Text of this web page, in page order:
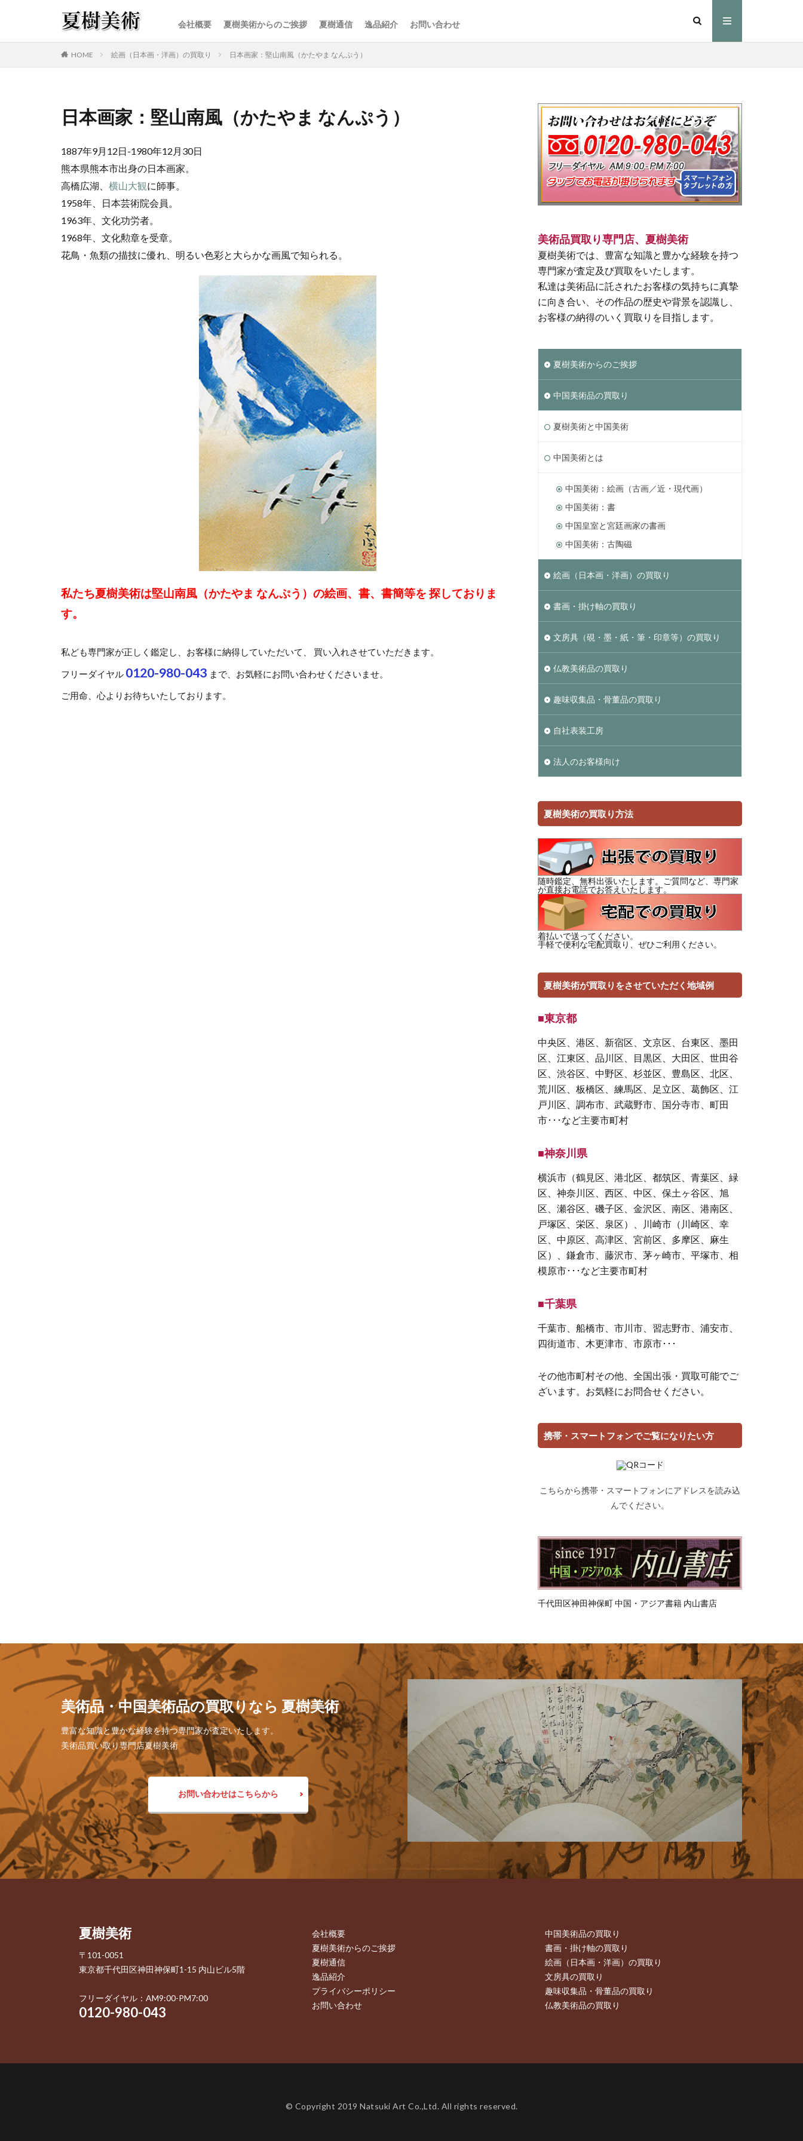
会社概要 夏樹美術からのご挨拶 夏樹通信 逸品紹介 お問い合わせ
HOME 絵画（日本画・洋画）の買取り 日本画家：堅山南風（かたやま なんぷう）
日本画家：堅山南風（かたやま なんぷう）
1887年9月12日-1980年12月30日
熊本県熊本市出身の日本画家。
高橋広湖、 横山大観に師事。
1958年、日本芸術院会員。
1963年、文化功労者。
1968年、文化勲章を受章。
花鳥・魚類の描技に優れ、明るい色彩と大らかな画風で知られる。
私たち夏樹美術は堅山南風（かたやま なんぷう）の絵画、書、書簡等を 探しておりま
す。
私ども専門家が正しく鑑定し、お客様に納得していただいて、 買い入れさせていただきます。
フリーダイヤル 0120-980-043 まで、お気軽にお問い合わせくださいませ。
ご用命、心よりお待ちいたしております。
美術品買取り専門店、夏樹美術
夏樹美術では、豊富な知識と豊かな経験を持つ
専門家が査定及び買取をいたします。
私達は美術品に託されたお客様の気持ちに真摯
に向き合い、その作品の歴史や背景を認識し、
お客様の納得のいく買取りを目指します。
夏樹美術からのご挨拶
中国美術品の買取り
夏樹美術と中国美術
中国美術とは
中国美術：絵画（古画／近・現代画）
中国美術：書
中国皇室と宮廷画家の書画
中国美術：古陶磁
絵画（日本画・洋画）の買取り
書画・掛け軸の買取り
文房具（硯・墨・紙・筆・印章等）の買取り
仏教美術品の買取り
趣味収集品・骨董品の買取り
自社表装工房
法人のお客様向け
夏樹美術の買取り方法
随時鑑定、無料出張いたします。ご質問など、専門家
が直接お電話でお答えいたします。
着払いで送ってください。
手軽で便利な宅配買取り、ぜひご利用ください。
夏樹美術が買取りをさせていただく地域例
■東京都
中央区、港区、新宿区、文京区、台東区、墨田
区、江東区、品川区、目黒区、大田区、世田谷
区、渋谷区、中野区、杉並区、豊島区、北区、
荒川区、板橋区、練馬区、足立区、葛飾区、江
戸川区、調布市、武蔵野市、国分寺市、町田
市･･･など主要市町村
■神奈川県
横浜市（鶴見区、港北区、都筑区、青葉区、緑
区、神奈川区、西区、中区、保土ヶ谷区、旭
区、瀬谷区、磯子区、金沢区、南区、港南区、
戸塚区、栄区、泉区）、川崎市（川崎区、幸
区、中原区、高津区、宮前区、多摩区、麻生
区）、鎌倉市、藤沢市、茅ヶ崎市、平塚市、相
模原市･･･など主要市町村
■千葉県
千葉市、船橋市、市川市、習志野市、浦安市、
四街道市、木更津市、市原市･･･
その他市町村その他、全国出張・買取可能でご
ざいます。お気軽にお問合せください。
携帯・スマートフォンでご覧になりたい方
こちらから携帯・スマートフォンにアドレスを読み込
んでください。
千代田区神田神保町 中国・アジア書籍 内山書店
美術品・中国美術品の買取りなら 夏樹美術
豊富な知識と豊かな経験を持つ専門家が査定いたします。
美術品買い取り専門店夏樹美術
お問い合わせはこちらから
夏樹美術
〒101-0051
東京都千代田区神田神保町1-15 内山ビル5階
フリーダイヤル：AM9:00-PM7:00
0120-980-043
会社概要
夏樹美術からのご挨拶
夏樹通信
逸品紹介
プライバシーポリシー
お問い合わせ
中国美術品の買取り
書画・掛け軸の買取り
絵画（日本画・洋画）の買取り
文房具の買取り
趣味収集品・骨董品の買取り
仏教美術品の買取り
© Copyright 2019 Natsuki Art Co.,Ltd. All rights reserved.
検索